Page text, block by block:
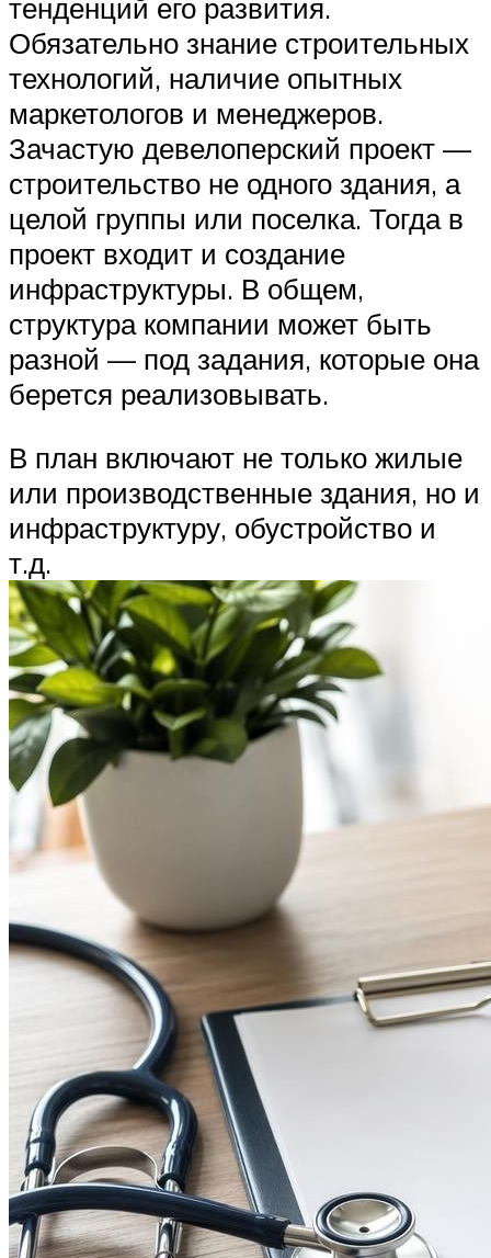
тенденций его развития.
Обязательно знание строительных
технологий, наличие опытных
маркетологов и менеджеров.
Зачастую девелоперский проект —
строительство не одного здания, а
целой группы или поселка. Тогда в
проект входит и создание
инфраструктуры. В общем,
структура компании может быть
разной — под задания, которые она
берется реализовывать.
В план включают не только жилые
или производственные здания, но и
инфраструктуру, обустройство и
т.д.